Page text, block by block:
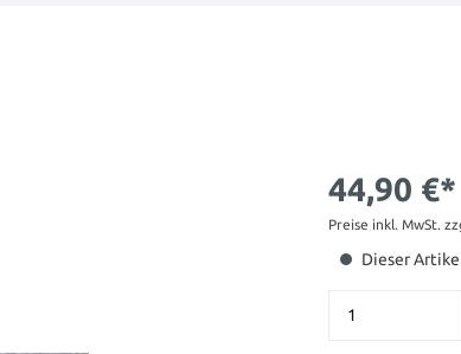
44,90 €*
Preise inkl. MwSt.
Dieser